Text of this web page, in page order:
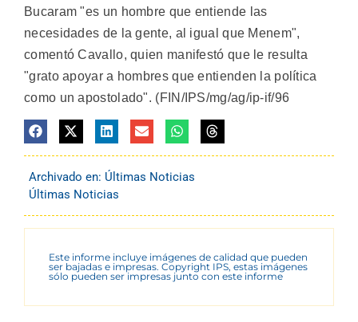
Bucaram "es un hombre que entiende las
necesidades de la gente, al igual que Menem",
comentó Cavallo, quien manifestó que le resulta
"grato apoyar a hombres que entienden la política
como un apostolado". (FIN/IPS/mg/ag/ip-if/96
Archivado en: Últimas Noticias
Últimas Noticias
Este informe incluye imágenes de calidad que pueden
ser bajadas e impresas. Copyright IPS, estas imágenes
sólo pueden ser impresas junto con este informe